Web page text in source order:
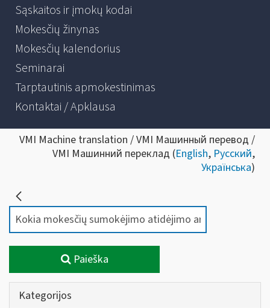
Sąskaitos ir įmokų kodai
Mokesčių žinynas
Mokesčių kalendorius
Seminarai
Tarptautinis apmokestinimas
Kontaktai / Apklausa
VMI Machine translation / VMI Машинный перевод /
VMI Машинний переклад (English, Русский,
Українська)
Paieška
Kategorijos